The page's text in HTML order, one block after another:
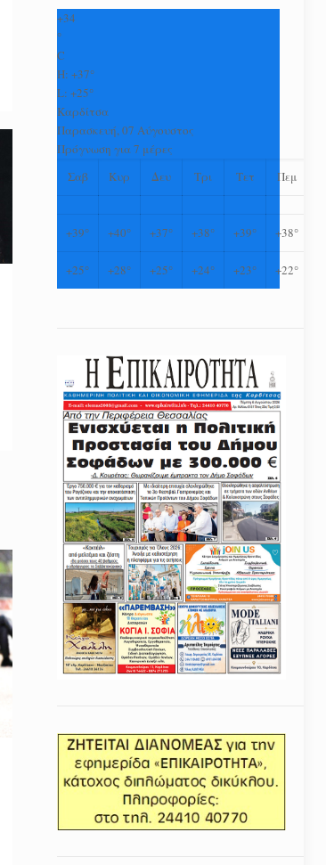
+34
°
C
H:+37°
L:+25°
Καρδίτσα
Παρασκευή, 07 Αύγουστος
Πρόγνωση για 7 μέρες
Σαβ
Κυρ Δευ Τρι Τετ Πεμ
+39° +40° +37° +38° +39° +38°
+25° +28° +25° +24° +23° +22°